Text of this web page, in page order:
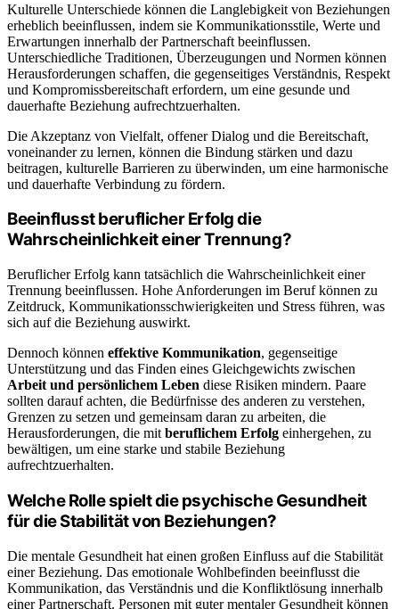
Kulturelle Unterschiede können die Langlebigkeit von Beziehungen
erheblich beeinflussen, indem sie Kommunikationsstile, Werte und
Erwartungen innerhalb der Partnerschaft beeinflussen.
Unterschiedliche Traditionen, Überzeugungen und Normen können
Herausforderungen schaffen, die gegenseitiges Verständnis, Respekt
und Kompromissbereitschaft erfordern, um eine gesunde und
dauerhafte Beziehung aufrechtzuerhalten.
Die Akzeptanz von Vielfalt, offener Dialog und die Bereitschaft,
voneinander zu lernen, können die Bindung stärken und dazu
beitragen, kulturelle Barrieren zu überwinden, um eine harmonische
und dauerhafte Verbindung zu fördern.
Beeinflusst beruflicher Erfolg die
Wahrscheinlichkeit einer Trennung?
Beruflicher Erfolg kann tatsächlich die Wahrscheinlichkeit einer
Trennung beeinflussen. Hohe Anforderungen im Beruf können zu
Zeitdruck, Kommunikationsschwierigkeiten und Stress führen, was
sich auf die Beziehung auswirkt.
Dennoch können effektive Kommunikation, gegenseitige
Unterstützung und das Finden eines Gleichgewichts zwischen
Arbeit und persönlichem Leben diese Risiken mindern. Paare
sollten darauf achten, die Bedürfnisse des anderen zu verstehen,
Grenzen zu setzen und gemeinsam daran zu arbeiten, die
Herausforderungen, die mit beruflichem Erfolg einhergehen, zu
bewältigen, um eine starke und stabile Beziehung
aufrechtzuerhalten.
Welche Rolle spielt die psychische Gesundheit
für die Stabilität von Beziehungen?
Die mentale Gesundheit hat einen großen Einfluss auf die Stabilität
einer Beziehung. Das emotionale Wohlbefinden beeinflusst die
Kommunikation, das Verständnis und die Konfliktlösung innerhalb
einer Partnerschaft. Personen mit guter mentaler Gesundheit können